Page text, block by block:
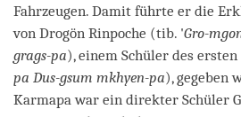
Fahrzeugen. Damit führte er die
von Drogön Rinpoche (tib. 'Gro-
grags-pa), einem Schüler des
pa Dus-gsum mkhyen-pa), gegeben
Karmapa war ein direkter Schüler